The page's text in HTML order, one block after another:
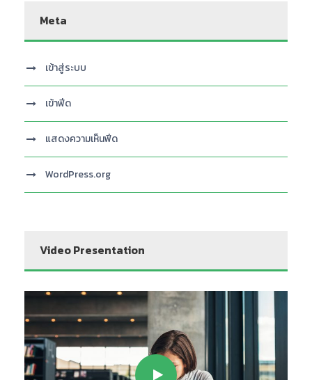
Meta
เข้าสู่ระบบ
เข้าฟีด
แสดงความเห็นฟีด
WordPress.org
Video Presentation